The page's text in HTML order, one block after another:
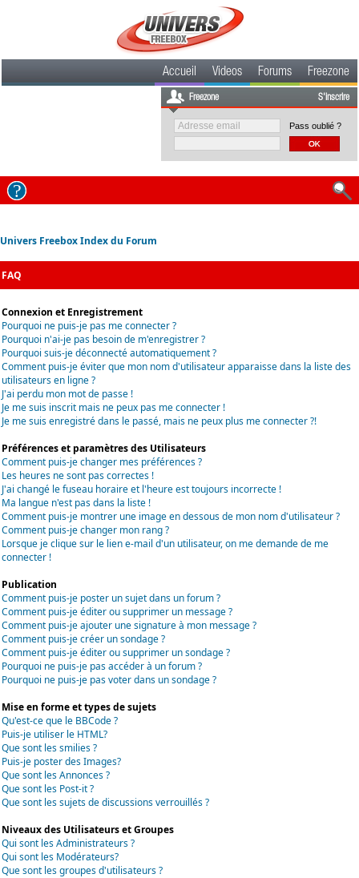
Accueil Videos Forums Freezone
Freezone S'inscrire
Pass oublié ?
Univers Freebox Index du Forum
FAQ
Connexion et Enregistrement
Pourquoi ne puis-je pas me connecter ?
Pourquoi n'ai-je pas besoin de m'enregistrer ?
Pourquoi suis-je déconnecté automatiquement ?
Comment puis-je éviter que mon nom d'utilisateur apparaisse dans la liste des
utilisateurs en ligne ?
J'ai perdu mon mot de passe !
Je me suis inscrit mais ne peux pas me connecter !
Je me suis enregistré dans le passé, mais ne peux plus me connecter ?!
Préférences et paramètres des Utilisateurs
Comment puis-je changer mes préférences ?
Les heures ne sont pas correctes !
J'ai changé le fuseau horaire et l'heure est toujours incorrecte !
Ma langue n'est pas dans la liste !
Comment puis-je montrer une image en dessous de mon nom d'utilisateur ?
Comment puis-je changer mon rang ?
Lorsque je clique sur le lien e-mail d'un utilisateur, on me demande de me
connecter !
Publication
Comment puis-je poster un sujet dans un forum ?
Comment puis-je éditer ou supprimer un message ?
Comment puis-je ajouter une signature à mon message ?
Comment puis-je créer un sondage ?
Comment puis-je éditer ou supprimer un sondage ?
Pourquoi ne puis-je pas accéder à un forum ?
Pourquoi ne puis-je pas voter dans un sondage ?
Mise en forme et types de sujets
Qu'est-ce que le BBCode ?
Puis-je utiliser le HTML?
Que sont les smilies ?
Puis-je poster des Images?
Que sont les Annonces ?
Que sont les Post-it ?
Que sont les sujets de discussions verrouillés ?
Niveaux des Utilisateurs et Groupes
Qui sont les Administrateurs ?
Qui sont les Modérateurs?
Que sont les groupes d'utilisateurs ?